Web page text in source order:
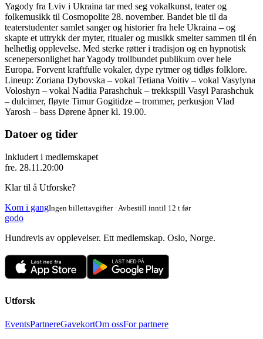
Yagody fra Lviv i Ukraina tar med seg vokalkunst, teater og
folkemusikk til Cosmopolite 28. november. Bandet ble til da
teaterstudenter samlet sanger og historier fra hele Ukraina – og
skapte et uttrykk der myter, ritualer og musikk smelter sammen til én
helhetlig opplevelse. Med sterke røtter i tradisjon og en hypnotisk
scenepersonlighet har Yagody trollbundet publikum over hele
Europa. Forvent kraftfulle vokaler, dype rytmer og tidløs folklore.
Lineup: Zoriana Dybovska – vokal Tetiana Voitiv – vokal Vasylyna
Voloshyn – vokal Nadiia Parashchuk – trekkspill Vasyl Parashchuk
– dulcimer, fløyte Timur Gogitidze – trommer, perkusjon Vlad
Yarosh – bass Dørene åpner kl. 19.00.
Datoer og tider
Inkludert i medlemskapet
fre. 28.11.20:00
Klar til å Utforske?
Kom i gangIngen billettavgifter · Avbestill inntil 12 t før
godo
Hundrevis av opplevelser. Ett medlemskap. Oslo, Norge.
Utforsk
EventsPartnereGavekortOm ossFor partnere